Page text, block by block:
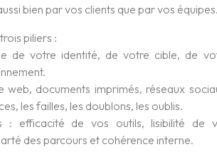
bien par vos clients que par vos équipes.
piliers :
de votre identité, de votre cible, de
web, documents imprimés, réseaux
les failles, les doublons, les oublis.
: efficacité de vos outils, lisibilité de
des parcours et cohérence interne.